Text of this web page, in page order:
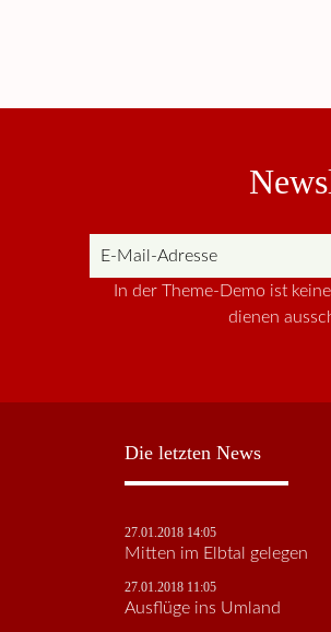
E-
Mail-In der Theme-Demo ist
dienen
Die letzten News
27.01.2018 14:05
Mitten im Elbtal gelegen
27.01.2018 11:05
Ausflüge ins Umland